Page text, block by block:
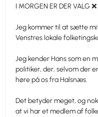
I MORGEN ER DER VALG ❌
Jeg kommer til at sætte
Venstres lokale
Jeg kender Hans som en
politiker, der, selvom der
høre på os fra Halsnæs.
Det betyder meget, og
at vi har et medlem af